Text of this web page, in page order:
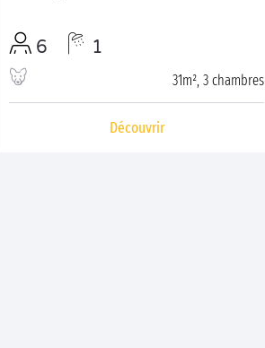
6 1
31m², 3 chambres
Découvrir